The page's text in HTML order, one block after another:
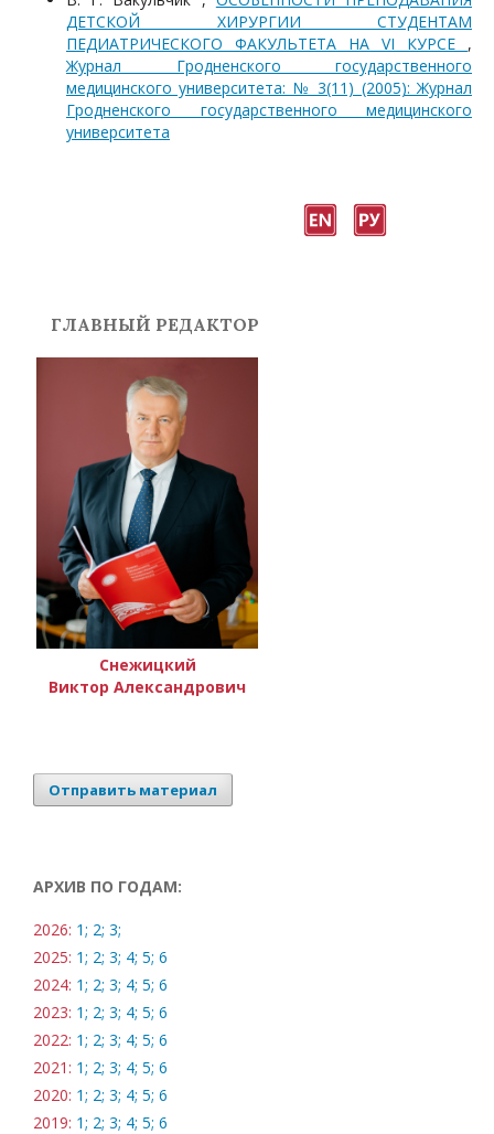
ДЕТСКОЙ ХИРУРГИИ СТУДЕНТАМ
ПЕДИАТРИЧЕСКОГО ФАКУЛЬТЕТА НА VI КУРСЕ ,
Журнал Гродненского государственного
медицинского университета: № 3(11) (2005): Журнал
Гродненского государственного медицинского
университета
ГЛАВНЫЙ РЕДАКТОР
Снежицкий
Виктор Александрович
Отправить материал
АРХИВ ПО ГОДАМ:
2026: 1; 2; 3;
2025: 1; 2; 3; 4; 5; 6
2024: 1; 2; 3; 4; 5; 6
2023: 1; 2; 3; 4; 5; 6
2022: 1; 2; 3; 4; 5; 6
2021: 1; 2; 3; 4; 5; 6
2020: 1; 2; 3; 4; 5; 6
2019: 1; 2; 3; 4; 5; 6